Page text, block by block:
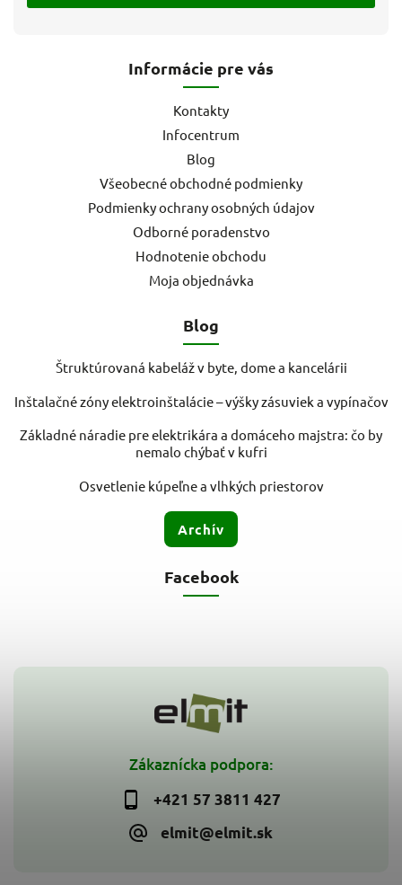
Zákaznícka podpora:
+421 57 3811 427
elmit@elmit.sk
Informácie pre vás
Kontakty
Infocentrum
Blog
Všeobecné obchodné podmienky
Podmienky ochrany osobných údajov
Odborné poradenstvo
Hodnotenie obchodu
Moja objednávka
Blog
Štruktúrovaná kabeláž v byte, dome a kancelárii
Inštalačné zóny elektroinštalácie – výšky zásuviek a vypínačov
Základné náradie pre elektrikára a domáceho majstra: čo by
nemalo chýbať v kufri
Osvetlenie kúpeľne a vlhkých priestorov
Archív
Facebook